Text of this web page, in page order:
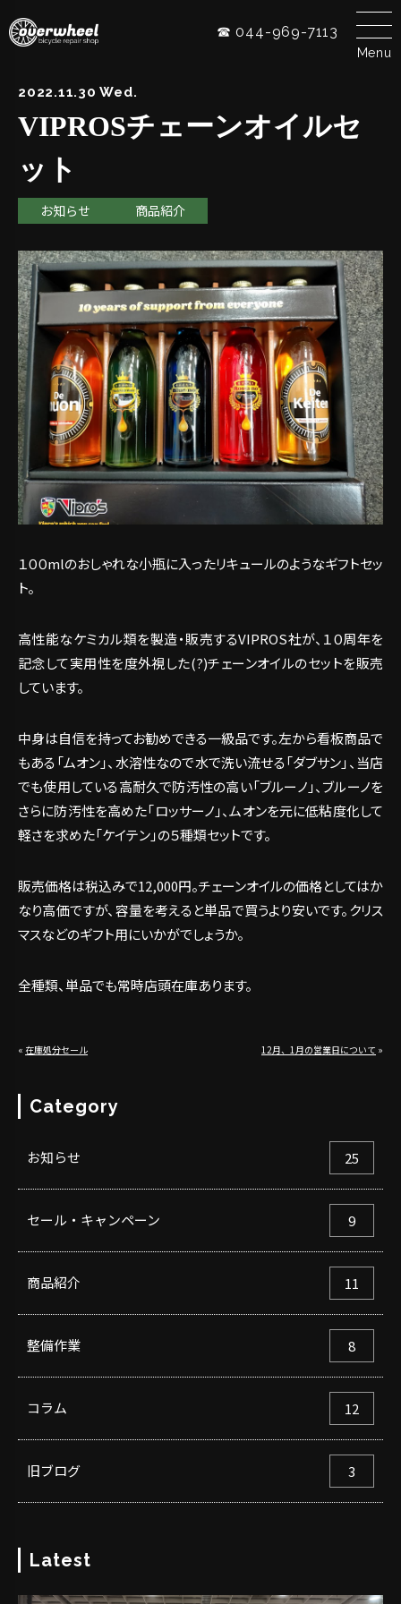
☎ 044-969-7113
Menu
2022.11.30 Wed.
VIPROSチェーンオイルセ
ット
お知らせ 商品紹介
１００mlのおしゃれな小瓶に入ったリキュールのようなギフトセッ
ト。
高性能なケミカル類を製造・販売するVIPROS社が、１０周年を
記念して実用性を度外視した(?)チェーンオイルのセットを販売
しています。
中身は自信を持ってお勧めできる一級品です。左から看板商品で
もある「ムオン」、水溶性なので水で洗い流せる「ダブサン」、当店
でも使用している高耐久で防汚性の高い「ブルーノ」、ブルーノを
さらに防汚性を高めた「ロッサーノ」、ムオンを元に低粘度化して
軽さを求めた「ケイテン」の５種類セットです。
販売価格は税込みで12,000円。チェーンオイルの価格としてはか
なり高価ですが、容量を考えると単品で買うより安いです。クリス
マスなどのギフト用にいかがでしょうか。
全種類、単品でも常時店頭在庫あります。
« 在庫処分セール 12月、1月の営業日について »
Category
お知らせ 25
セール・キャンペーン 9
商品紹介 11
整備作業 8
コラム 12
旧ブログ 3
Latest